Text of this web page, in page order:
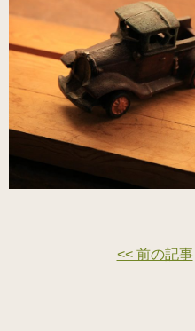
<< 前の記事